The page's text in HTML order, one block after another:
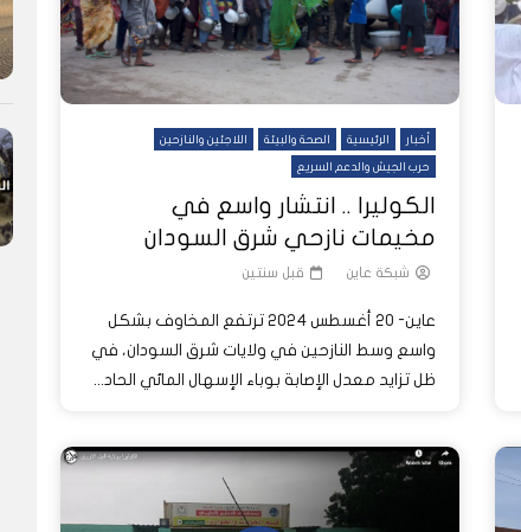
أخبار الرئيسية الصحة والبيئة اللاجئين والنازحين
حرب الجيش والدعم السريع
الكوليرا .. انتشار واسع في
مخيمات نازحي شرق السودان
شبكة عاين قبل سنتين
عاين- 20 أغسطس 2024 ترتفع المخاوف بشكل
واسع وسط النازحين في ولايات شرق السودان، في
ظل تزايد معدل الإصابة بوباء الإسهال المائي الحاد...